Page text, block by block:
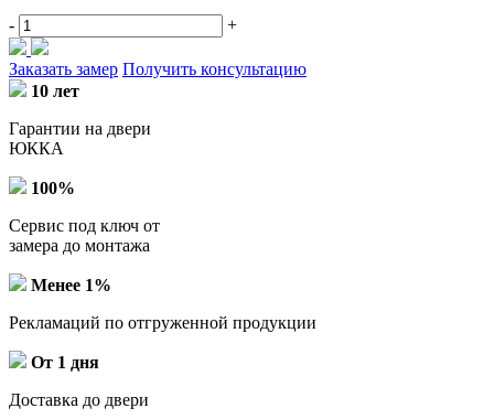
- +
Заказать замер Получить консультацию
10 лет
Гарантии на двери
ЮККА
100%
Сервис под ключ от
замера до монтажа
Менее 1%
Рекламаций по отгруженной продукции
От 1 дня
Доставка до двери